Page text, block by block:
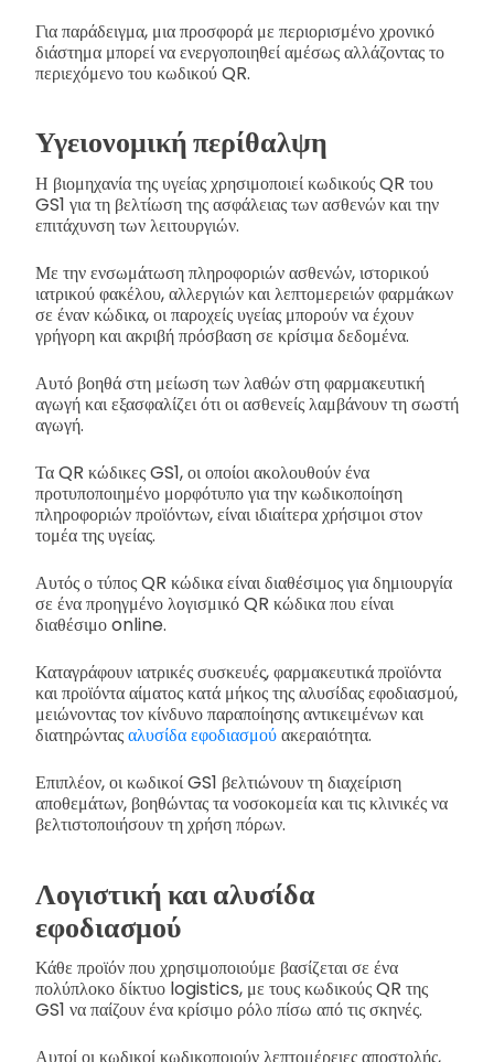
Για παράδειγμα, μια προσφορά με περιορισμένο χρονικό
διάστημα μπορεί να ενεργοποιηθεί αμέσως αλλάζοντας το
περιεχόμενο του κωδικού QR.
Υγειονομική περίθαλψη
Η βιομηχανία της υγείας χρησιμοποιεί κωδικούς QR του
GS1 για τη βελτίωση της ασφάλειας των ασθενών και την
επιτάχυνση των λειτουργιών.
Με την ενσωμάτωση πληροφοριών ασθενών, ιστορικού
ιατρικού φακέλου, αλλεργιών και λεπτομερειών φαρμάκων
σε έναν κώδικα, οι παροχείς υγείας μπορούν να έχουν
γρήγορη και ακριβή πρόσβαση σε κρίσιμα δεδομένα.
Αυτό βοηθά στη μείωση των λαθών στη φαρμακευτική
αγωγή και εξασφαλίζει ότι οι ασθενείς λαμβάνουν τη σωστή
αγωγή.
Τα QR κώδικες GS1, οι οποίοι ακολουθούν ένα
προτυποποιημένο μορφότυπο για την κωδικοποίηση
πληροφοριών προϊόντων, είναι ιδιαίτερα χρήσιμοι στον
τομέα της υγείας.
Αυτός ο τύπος QR κώδικα είναι διαθέσιμος για δημιουργία
σε ένα προηγμένο λογισμικό QR κώδικα που είναι
διαθέσιμο online.
Καταγράφουν ιατρικές συσκευές, φαρμακευτικά προϊόντα
και προϊόντα αίματος κατά μήκος της αλυσίδας εφοδιασμού,
μειώνοντας τον κίνδυνο παραποίησης αντικειμένων και
διατηρώνταςαλυσίδα εφοδιασμούακεραιότητα.
Επιπλέον, οι κωδικοί GS1 βελτιώνουν τη διαχείριση
αποθεμάτων, βοηθώντας τα νοσοκομεία και τις κλινικές να
βελτιστοποιήσουν τη χρήση πόρων.
Λογιστική και αλυσίδα
εφοδιασμού
Κάθε προϊόν που χρησιμοποιούμε βασίζεται σε ένα
πολύπλοκο δίκτυο logistics, με τους κωδικούς QR της
GS1 να παίζουν ένα κρίσιμο ρόλο πίσω από τις σκηνές.